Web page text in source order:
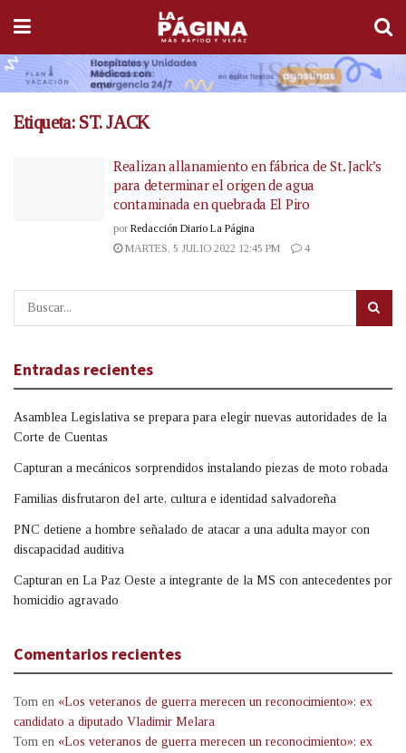
Etiqueta: ST. JACK
Realizan allanamiento en fábrica de St. Jack’s
para determinar el origen de agua
contaminada en quebrada El Piro
por Redacción Diario La Página
MARTES, 5 JULIO 2022 12:45 PM
4
Entradas recientes
Asamblea Legislativa se prepara para elegir nuevas autoridades de la
Corte de Cuentas
Capturan a mecánicos sorprendidos instalando piezas de moto robada
Familias disfrutaron del arte, cultura e identidad salvadoreña
PNC detiene a hombre señalado de atacar a una adulta mayor con
discapacidad auditiva
Capturan en La Paz Oeste a integrante de la MS con antecedentes por
homicidio agravado
Comentarios recientes
Tom en «Los veteranos de guerra merecen un reconocimiento»: ex
candidato a diputado Vladimir Melara
Tom en «Los veteranos de guerra merecen un reconocimiento»: ex